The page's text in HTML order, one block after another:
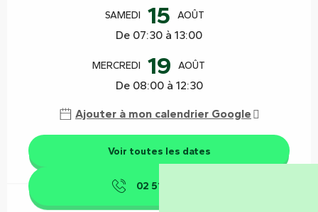
SAMEDI 15 AOÛT
De 07:30 à 13:00
MERCREDI 19 AOÛT
De 08:00 à 12:30
Ajouter à mon calendrier Google
Voir toutes les dates
02 51 53 41